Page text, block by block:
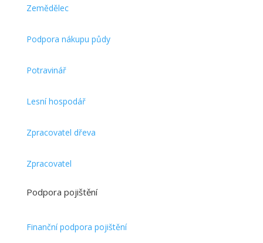
Zemědělec
Podpora nákupu půdy
Potravinář
Lesní hospodář
Zpracovatel dřeva
Zpracovatel
Podpora pojištění
Finanční podpora pojištění